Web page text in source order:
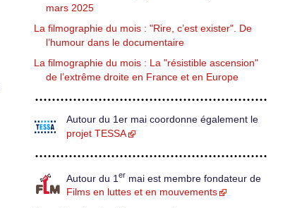
mars 2025
La filmographie du mois : "Rire, c’est exister". De
l’humour dans le documentaire
La filmographie du mois : La "résistible ascension"
de l’extrême droite en France et en Europe
Autour du 1er mai coordonne également le
projet TESSA
Autour du 1 er mai est membre fondateur de
Films en luttes et en mouvements